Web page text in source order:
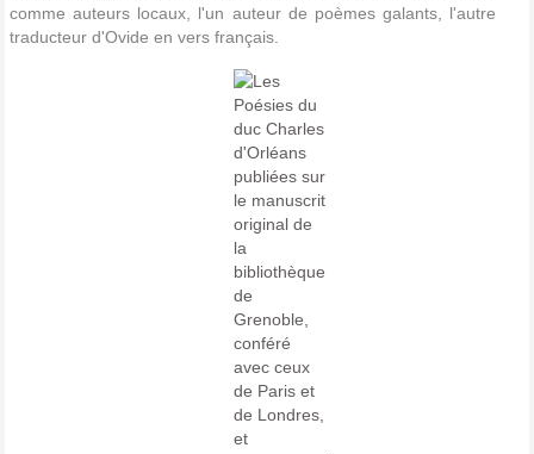
comme auteurs locaux, l'un auteur de poèmes galants, l'autre
traducteur d'Ovide en vers français.